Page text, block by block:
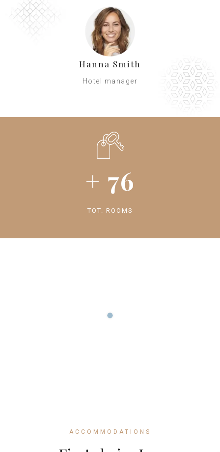
Hanna Smith
Hotel manager
TOT. ROOMS
+ 76
ACCOMMODATIONS